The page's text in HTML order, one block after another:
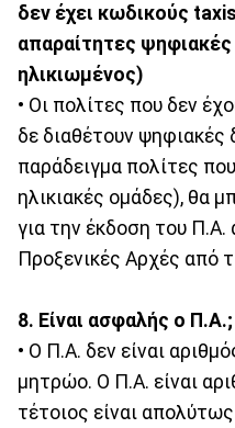
δεν έχει κωδικούς
απαραίτητες
ηλικιωμένος)
• Οι πολίτες που δεν
δε διαθέτουν ψηφιακές
παράδειγμα πολίτες
ηλικιακές ομάδες), θα
για την έκδοση του Π.Α.
Προξενικές Αρχές από
8. Είναι ασφαλής ο Π.Α.;
• Ο Π.Α. δεν είναι
μητρώο. Ο Π.Α. είναι
τέτοιος είναι